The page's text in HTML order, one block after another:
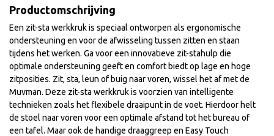
Productomschrijving
Een zit-sta werkkruk is speciaal ontworpen als ergonomische
ondersteuning en voor de afwisseling tussen zitten en staan
tijdens het werken. Ga voor een innovatieve zit-stahulp die
optimale ondersteuning geeft en comfort biedt op lage en hoge
zitposities. Zit, sta, leun of buig naar voren, wissel het af met de
Muvman. Deze zit-sta werkkruk is voorzien van intelligente
technieken zoals het flexibele draaipunt in de voet. Hierdoor helt
de stoel naar voren voor een optimale afstand tot het bureau of
een tafel. Maar ook de handige draaggreep en Easy Touch